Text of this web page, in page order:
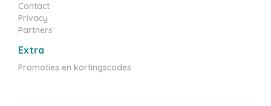
Contact
Privacy
Partners
Extra
Promoties en kortingscodes